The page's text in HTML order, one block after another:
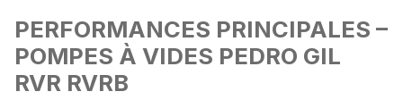
PERFORMANCES PRINCIPALES –
POMPES À VIDES PEDRO GIL
RVR RVRB